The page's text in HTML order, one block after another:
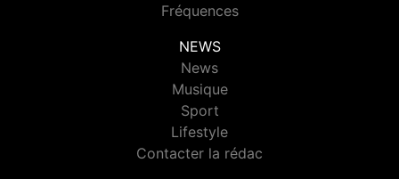
Fréquences
NEWS
News
Musique
Sport
Lifestyle
Contacter la rédac